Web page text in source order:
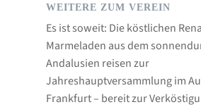
WEITERE ZUM VEREIN
Es ist soweit: Die köstlichen
Marmeladen aus dem
Andalusien reisen zur
Jahreshauptversammlung im
Frankfurt – bereit zur